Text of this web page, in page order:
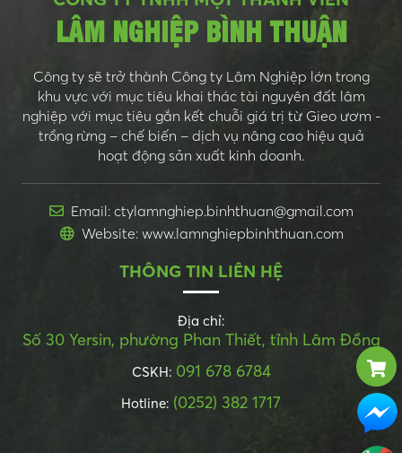
LÂM NGHIỆP BÌNH THUẬN
Công ty sẽ trở thành Công ty Lâm Nghiệp lớn trong
khu vực với mục tiêu khai thác tài nguyên đất lâm
nghiệp với mục tiêu gắn kết chuỗi giá trị từ Gieo ươm -
trồng rừng – chế biến – dịch vụ nâng cao hiệu quả
hoạt động sản xuất kinh doanh.
Email: ctylamnghiep.binhthuan@gmail.com
Website: www.lamnghiepbinhthuan.com
THÔNG TIN LIÊN HỆ
Địa chỉ:
Số 30 Yersin, phường Phan Thiết, tỉnh Lâm Đồng
CSKH: 091 678 6784
Hotline: (0252) 382 1717